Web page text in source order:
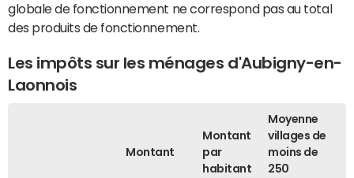
globale de fonctionnement ne correspond pas au total
des produits de fonctionnement.
Les impôts sur les ménages d'Aubigny-en-
Laonnois
Montant
Montant
par
habitant
Moyenne
villages de
moins de
250